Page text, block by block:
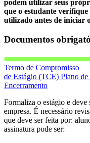
podem utilizar seus
que o estudante
utilizado antes de iniciar
Documentos
Termo de Compromisso
de Estágio (TCE) Plano
Encerramento
Formaliza o estágio e
empresa. É necessário
que deve ser feita por:
assinatura pode ser: